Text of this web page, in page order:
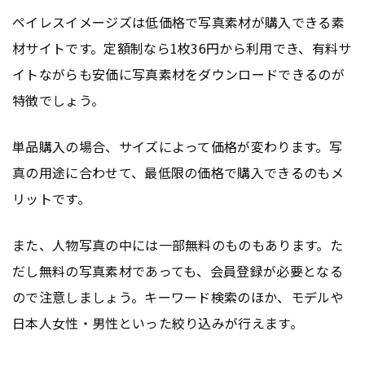
ペイレスイメージズは低価格で写真素材が購入できる素
材サイトです。定額制なら1枚36円から利用でき、有料サ
イトながらも安価に写真素材をダウンロードできるのが
特徴でしょう。
単品購入の場合、サイズによって価格が変わります。写
真の用途に合わせて、最低限の価格で購入できるのもメ
リットです。
また、人物写真の中には一部無料のものもあります。た
だし無料の写真素材であっても、会員登録が必要となる
ので注意しましょう。キーワード検索のほか、モデルや
日本人女性・男性といった絞り込みが行えます。